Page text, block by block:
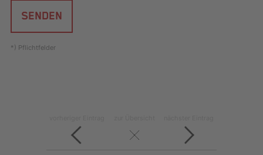
SENDEN
*) Pflichtfelder